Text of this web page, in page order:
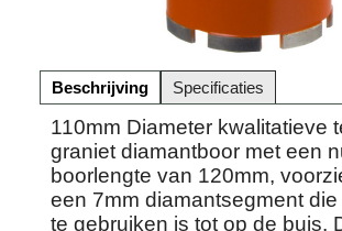
Beschrijving Specificaties
110mm Diameter kwalitatieve
graniet diamantboor met een
boorlengte van 120mm,
een 7mm diamantsegment
te gebruiken is tot op de buis.